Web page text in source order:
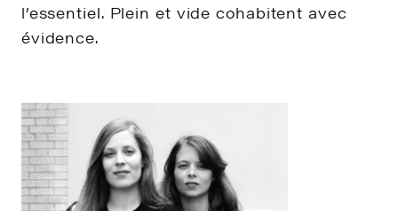
l’essentiel. Plein et vide cohabitent avec
évidence.